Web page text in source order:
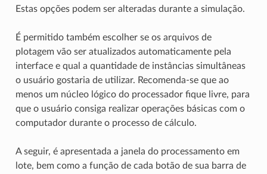
Estas opções podem ser alteradas durante a simulação.
É permitido também escolher se os arquivos de
plotagem vão ser atualizados automaticamente pela
interface e qual a quantidade de instâncias simultâneas
o usuário gostaria de utilizar. Recomenda-se que ao
menos um núcleo lógico do processador fique livre, para
que o usuário consiga realizar operações básicas com o
computador durante o processo de cálculo.
A seguir, é apresentada a janela do processamento em
lote, bem como a função de cada botão de sua barra de